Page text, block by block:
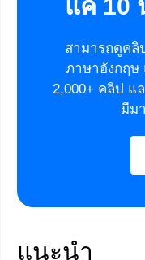
แค่ 10
สามารถดูค
ภาษาอังกฤษ
2,000+ คลิป แ
มีม
แนะนำ